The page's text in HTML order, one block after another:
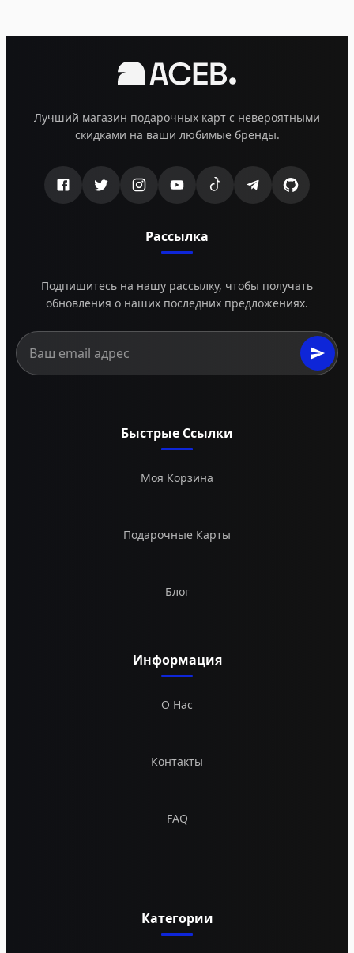
Лучший магазин подарочных карт с невероятными
скидками на ваши любимые бренды.
Рассылка
Подпишитесь на нашу рассылку, чтобы получать
обновления о наших последних предложениях.
Быстрые Ссылки
Моя Корзина
Подарочные Карты
Блог
Информация
О Нас
Контакты
FAQ
Категории